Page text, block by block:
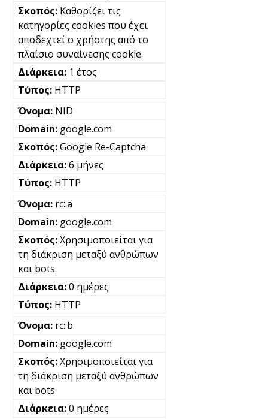
Καθορίζει τις
κατηγορίες cookies που έχει
αποδεχτεί ο χρήστης από το
πλαίσιο συναίνεσης cookie.
1 έτος
HTTP
NID
google.com
Google Re-Captcha
6 μήνες
HTTP
rc::a
google.com
Χρησιμοποιείται για
τη διάκριση μεταξύ ανθρώπων
και bots.
0 ημέρες
HTTP
rc::b
google.com
Χρησιμοποιείται για
τη διάκριση μεταξύ ανθρώπων
και bots
0 ημέρες